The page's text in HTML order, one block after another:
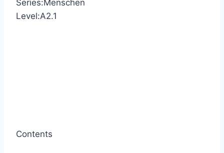
Series:Menschen
Level:A2.1
Contents